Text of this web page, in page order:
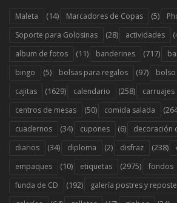
Maleta (14) Marcadores de Copas (5)
Soporte para Golosinas (28) actividades
album de fotos (11) banderines (717)
bingo (5) bolsas para regalos (97) bolso
cajitas (1629) calendario (258) carruajes
centros de mesas (50) comida salada
cuadernos (34) cupones (6) decoración
diarios (34) diploma (2) disfraz (238)
empaques (10) etiquetas (2975) fondos
funda de CD (192) galería postres y